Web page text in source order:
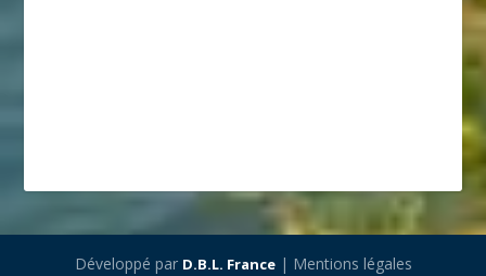
Développé par D.B.L. France| Mentions légales